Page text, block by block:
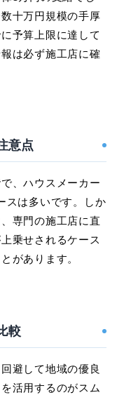
十万円規模の手厚
予算上限に達して
は必ず施工店に確
意点
、ハウスメーカー
スは多いです。しか
専門の施工店に直
乗せされるケース
があります。
較
避して地域の優良
活用するのがスム